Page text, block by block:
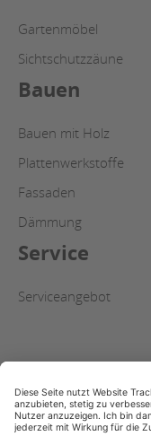
Gartenmöbel
Sichtschutzzäune
Bauen
Bauen mit Holz
Plattenwerkstoffe
Fassaden
Dämmung
Service
Serviceangebot